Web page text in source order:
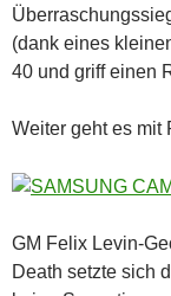
(dank eines
40 und griff einen
Weiter geht es mit
GM Felix Levin-
Death setzte sich